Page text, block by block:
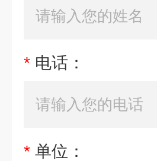
* 电话：
* 单位：